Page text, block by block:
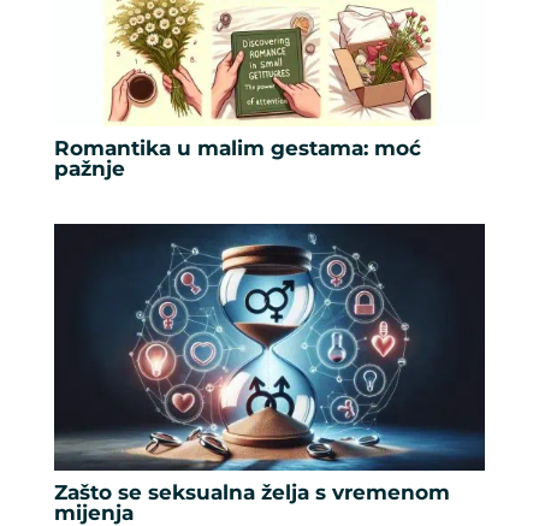
Romantika u malim gestama: moć
pažnje
Zašto se seksualna želja s vremenom
mijenja